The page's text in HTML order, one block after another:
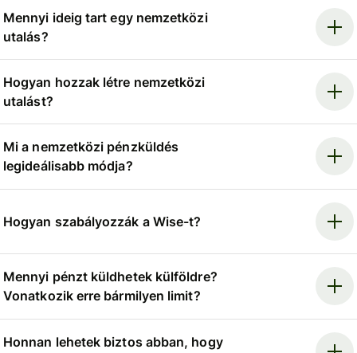
Mennyi ideig tart egy nemzetközi
utalás?
Hogyan hozzak létre nemzetközi
utalást?
Mi a nemzetközi pénzküldés
legideálisabb módja?
Hogyan szabályozzák a Wise-t?
Mennyi pénzt küldhetek külföldre?
Vonatkozik erre bármilyen limit?
Honnan lehetek biztos abban, hogy